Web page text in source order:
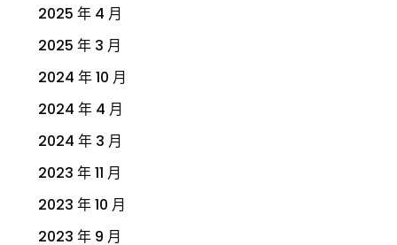
2025 年 4 月
2025 年 3 月
2024 年 10 月
2024 年 4 月
2024 年 3 月
2023 年 11 月
2023 年 10 月
2023 年 9 月